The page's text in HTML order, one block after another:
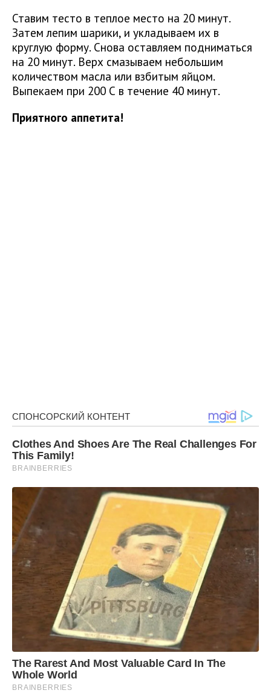
Ставим тесто в теплое место на 20 минут.
Затем лепим шарики, и укладываем их в
круглую форму. Снова оставляем подниматься
на 20 минут. Верх смазываем небольшим
количеством масла или взбитым яйцом.
Выпекаем при 200 С в течение 40 минут.
Приятного аппетита!